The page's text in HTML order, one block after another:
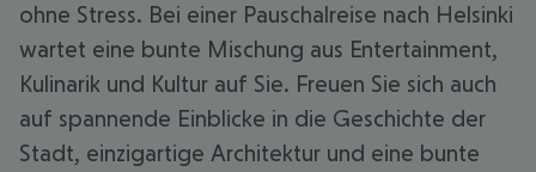
ohne Stress. Bei einer Pauschalreise nach Helsinki
wartet eine bunte Mischung aus Entertainment,
Kulinarik und Kultur auf Sie. Freuen Sie sich auch
auf spannende Einblicke in die Geschichte der
Stadt, einzigartige Architektur und eine bunte